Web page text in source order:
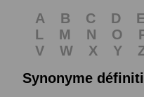
A B C D
L
M N O
V
W X Y
Synonyme